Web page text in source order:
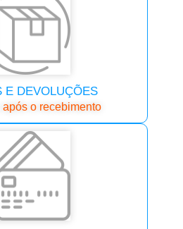
E DEVOLUÇÕES
o recebimento